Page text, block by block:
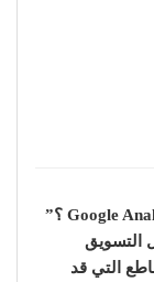
نقدم لك في هذا المقال “كيفيه احتراف Google Analytics ؟”
التسويق
التي قد